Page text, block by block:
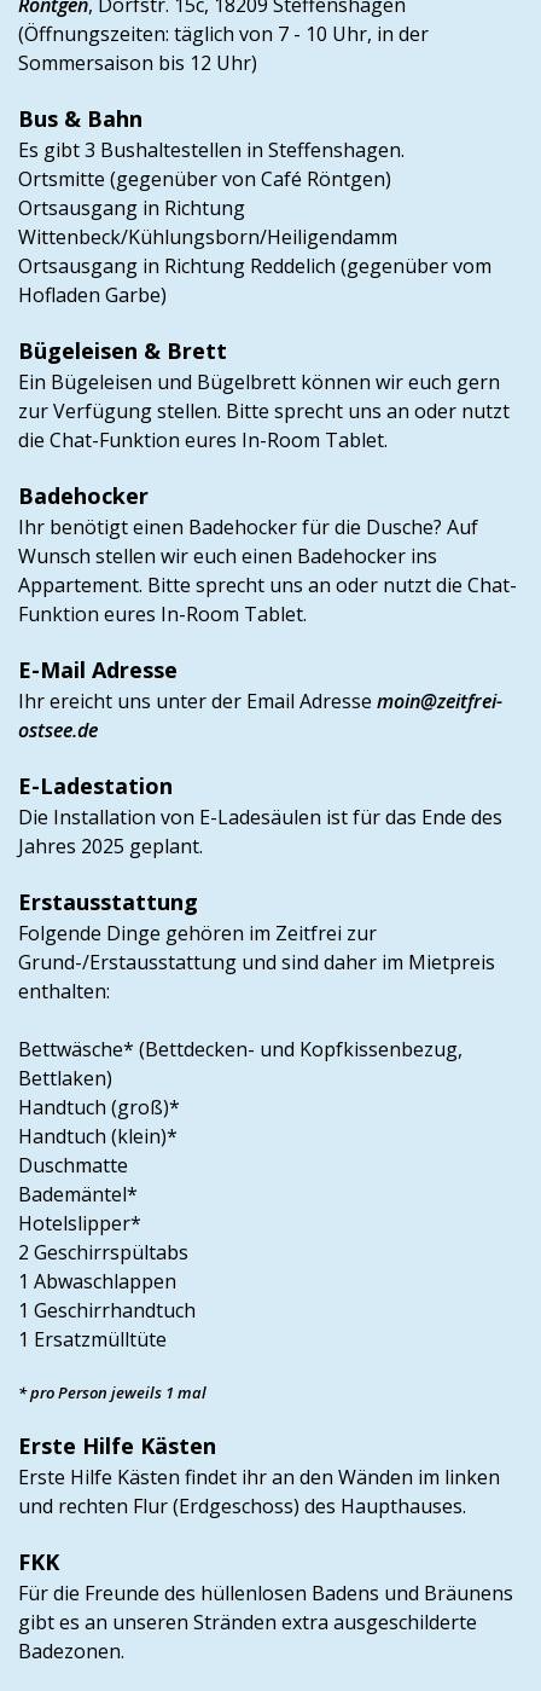
(Öffnungszeiten: täglich von 7 - 10 Uhr, in der
Sommersaison bis 12 Uhr)
Bus & Bahn
Es gibt 3 Bushaltestellen in Steffenshagen.
Ortsmitte (gegenüber von Café Röntgen)
Ortsausgang in Richtung
Wittenbeck/Kühlungsborn/Heiligendamm
Ortsausgang in Richtung Reddelich (gegenüber vom
Hofladen Garbe)
Bügeleisen & Brett
Ein Bügeleisen und Bügelbrett können wir euch gern
zur Verfügung stellen. Bitte sprecht uns an oder nutzt
die Chat-Funktion eures In-Room Tablet.
Badehocker
Ihr benötigt einen Badehocker für die Dusche? Auf
Wunsch stellen wir euch einen Badehocker ins
Appartement. Bitte sprecht uns an oder nutzt die Chat-
Funktion eures In-Room Tablet.
E-Mail Adresse
Ihr ereicht uns unter der Email Adresse moin@zeitfrei-
ostsee.de
E-Ladestation
Die Installation von E-Ladesäulen ist für das Ende des
Jahres 2025 geplant.
Erstausstattung
Folgende Dinge gehören im Zeitfrei zur
Grund-/Erstausstattung und sind daher im Mietpreis
enthalten:
Bettwäsche* (Bettdecken- und Kopfkissenbezug,
Bettlaken)
Handtuch (groß)*
Handtuch (klein)*
Duschmatte
Bademäntel*
Hotelslipper*
2 Geschirrspültabs
1 Abwaschlappen
1 Geschirrhandtuch
1 Ersatzmülltüte
* pro Person jeweils 1 mal
Erste Hilfe Kästen
Erste Hilfe Kästen findet ihr an den Wänden im linken
und rechten Flur (Erdgeschoss) des Haupthauses.
FKK
Für die Freunde des hüllenlosen Badens und Bräunens
gibt es an unseren Stränden extra ausgeschilderte
Badezonen.